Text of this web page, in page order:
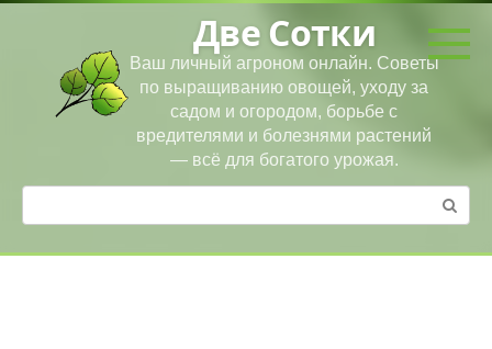
Перейти
Две Сотки
Ваш личный агроном онлайн. Советы
по выращиванию овощей, уходу за
садом и огородом, борьбе с
вредителями и болезнями растений
— всё для богатого урожая.
Поиск: